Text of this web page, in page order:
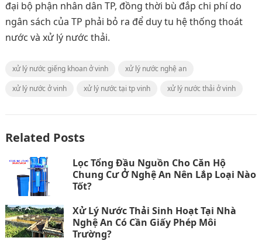
đại bộ phận nhân dân TP, đồng thời bù đắp chi phí do
ngân sách của TP phải bỏ ra để duy tu hệ thống thoát
nước và xử lý nước thải.
xử lý nước giếng khoan ở vinh
xử lý nước nghệ an
xử lý nước ở vinh
xử lý nước tại tp vinh xử lý nước thải ở vinh
Related Posts
Lọc Tổng Đầu Nguồn Cho Căn Hộ
Chung Cư Ở Nghệ An Nên Lắp Loại Nào
Tốt?
Xử Lý Nước Thải Sinh Hoạt Tại Nhà
Nghệ An Có Cần Giấy Phép Môi
Trường?